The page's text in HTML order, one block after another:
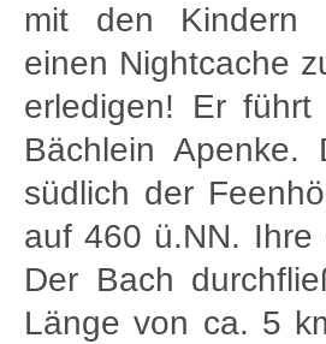
mit den Kindern
einen Nightcache
erledigen! Er
Bächlein Apenke.
südlich der
auf 460 ü.NN. Ihre
Der Bach
Länge von ca. 5